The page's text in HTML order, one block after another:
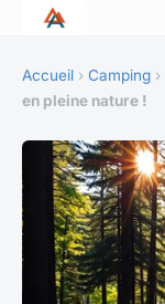
Accueil › Camping ›
en pleine nature !